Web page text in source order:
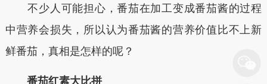
不少人可能担心，番茄在加工变成番茄酱的过程
中营养会损失，所以认为番茄酱的营养价值比不上新
鲜番茄，真相是怎样的呢？
番茄红素大比拼